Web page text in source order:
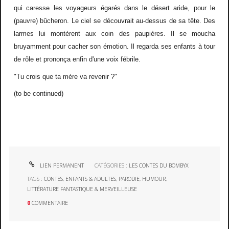
qui caresse les voyageurs égarés dans le désert aride, pour le
(pauvre) bûcheron. Le ciel se découvrait au-dessus de sa tête. Des
larmes lui montèrent aux coin des paupières. Il se moucha
bruyamment pour cacher son émotion. Il regarda ses enfants à tour
de rôle et prononça enfin d'une voix fébrile.
"Tu crois que ta mère va revenir ?"
(to be continued)
LIEN PERMANENT CATÉGORIES : LES CONTES DU BOMBYX
TAGS :CONTES, ENFANTS & ADULTES, PARODIE, HUMOUR,
LITTÉRATURE FANTASTIQUE & MERVEILLEUSE
0 COMMENTAIRE